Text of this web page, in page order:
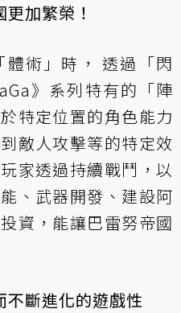
加繁榮！
術」時， 透過「閃
》系列特有的「陣
特定位置的角色能力
敵人攻擊等的特定效
家透過持續戰鬥，以
、武器開發、建設阿
資，能讓巴雷努帝國
不斷進化的遊戲性